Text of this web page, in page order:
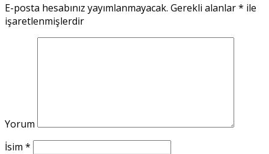
E-posta hesabınız yayımlanmayacak. Gerekli alanlar* ile
işaretlenmişlerdir
Yorum
İsim *